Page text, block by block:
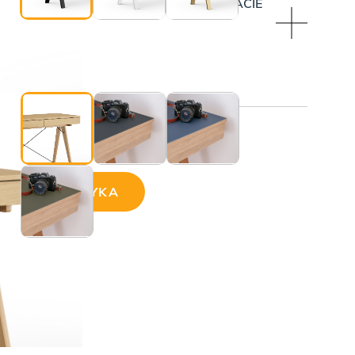
SOFTY NA GÓRNYM BLACIE
DO KOSZYKA